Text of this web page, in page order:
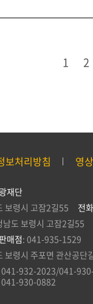
1 2
보처리방침 영
재단
보령시 고잠2길55 전
남도 보령시 고잠2길55
매점: 041-935-1529
보령시 주포면 관산공단
041-932-2023/041-
041-930-0882